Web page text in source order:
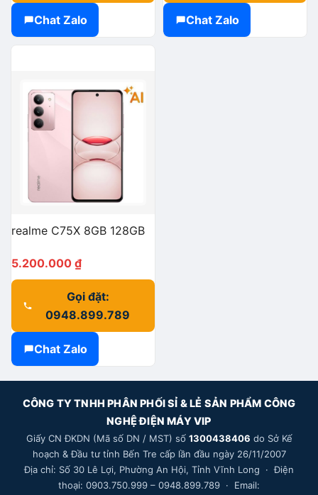
Chat Zalo Chat Zalo
realme C75X 8GB 128GB
5.200.000 ₫
Gọi đặt:
0948.899.789
Chat Zalo
CÔNG TY TNHH PHÂN PHỐI SỈ & LẺ SẢN PHẨM CÔNG
NGHỆ ĐIỆN MÁY VIP
Giấy CN ĐKDN (Mã số DN / MST) số 1300438406 do Sở Kế
hoạch & Đầu tư tỉnh Bến Tre cấp lần đầu ngày 26/11/2007
Địa chỉ: Số 30 Lê Lợi, Phường An Hội, Tỉnh Vĩnh Long · Điện
thoại: 0903.750.999 – 0948.899.789 · Email: